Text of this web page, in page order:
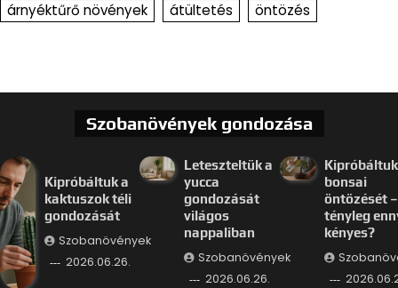
árnyéktűrő növények
átültetés öntözés
Szobanövények gondozása
Kipróbáltuk a
kaktuszok téli
gondozását
Szobanövények
2026.06.26.
Leteszteltük a
yucca
gondozását
világos
nappaliban
Szobanövények
2026.06.26.
bonsai
öntözését –
tényleg
kényes?